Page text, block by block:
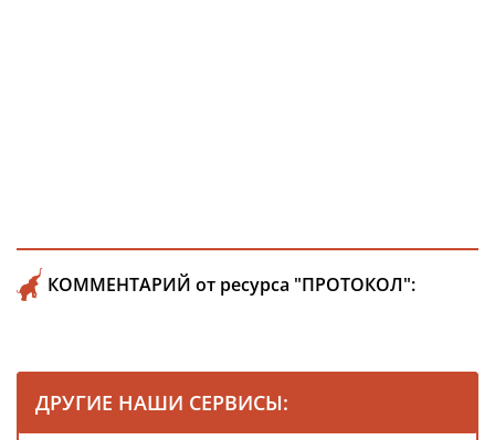
КОММЕНТАРИЙ от ресурса "ПРОТОКОЛ":
ДРУГИЕ НАШИ СЕРВИСЫ: